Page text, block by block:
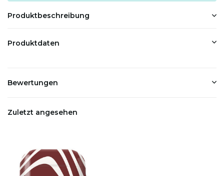
Produktbeschreibung
Produktdaten
Bewertungen
Zuletzt angesehen